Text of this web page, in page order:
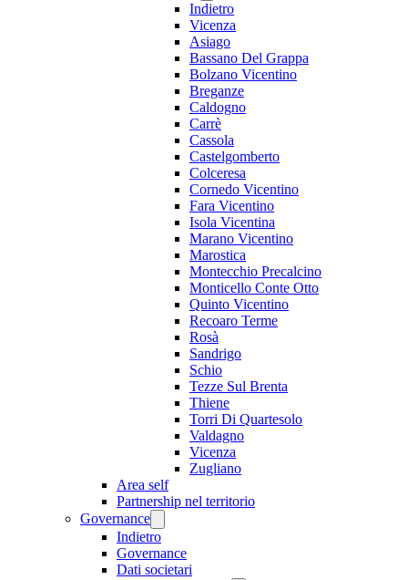
Indietro
Vicenza
Asiago
Bassano Del Grappa
Bolzano Vicentino
Breganze
Caldogno
Carrè
Cassola
Castelgomberto
Colceresa
Cornedo Vicentino
Fara Vicentino
Isola Vicentina
Marano Vicentino
Marostica
Montecchio Precalcino
Monticello Conte Otto
Quinto Vicentino
Recoaro Terme
Rosà
Sandrigo
Schio
Tezze Sul Brenta
Thiene
Torri Di Quartesolo
Valdagno
Vicenza
Zugliano
Area self
Partnership nel territorio
Governance
Indietro
Governance
Dati societari